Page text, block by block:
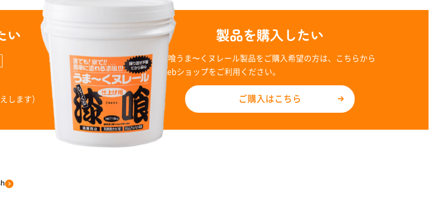
い
します）
製品を購入したい
漆喰うま〜くヌレール製品をご購入希望の方は、こちらから
Webショップをご利用ください。
ご購入はこちら